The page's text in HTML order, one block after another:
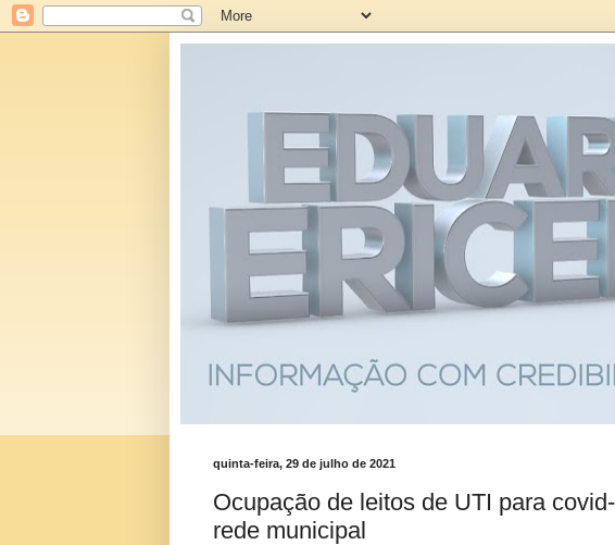
quinta-feira, 29 de julho de 2021
Ocupação de leitos de UTI para
rede municipal